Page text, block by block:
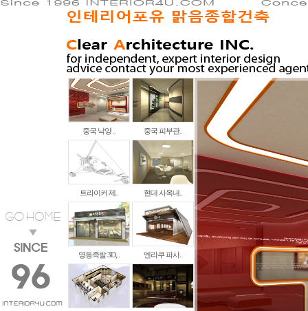
중국 낙양 .. 중국 피부관..
트라이커 제.. 현대 사옥내..
영동족발 3D,.. 엔라쿠 파사..